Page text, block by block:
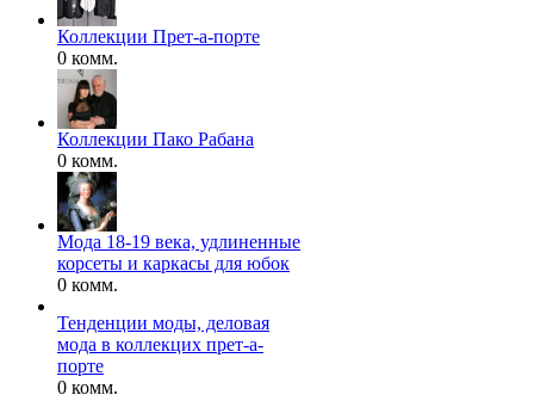
Коллекции Прет-а-порте
0 комм.
Коллекции Пако Рабана
0 комм.
Мода 18-19 века, удлиненные
корсеты и каркасы для юбок
0 комм.
Тенденции моды, деловая
мода в коллекцих прет-а-
порте
0 комм.